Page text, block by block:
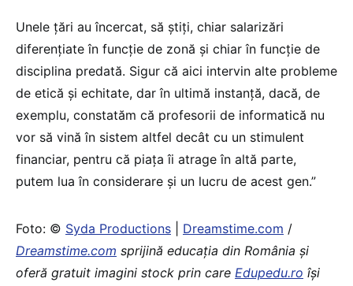
Unele țări au încercat, să știți, chiar salarizări
diferențiate în funcție de zonă și chiar în funcție de
disciplina predată. Sigur că aici intervin alte probleme
de etică și echitate, dar în ultimă instanță, dacă, de
exemplu, constatăm că profesorii de informatică nu
vor să vină în sistem altfel decât cu un stimulent
financiar, pentru că piața îi atrage în altă parte,
putem lua în considerare și un lucru de acest gen.”
Foto: © Syda Productions Dreamstime.com /
Dreamstime.com sprijină educaţia din România şi
oferă gratuit imagini stock prin care Edupedu.ro îşi